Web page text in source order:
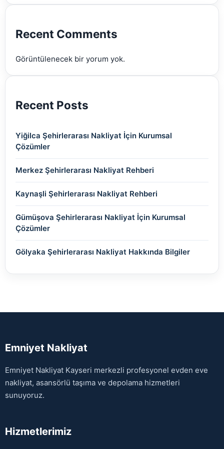
(2)(2)
(2)
Recent Comments
Görüntülenecek bir yorum yok.
Recent Posts
Yiğilca Şehirlerarası Nakliyat İçin Kurumsal
Çözümler
Merkez Şehirlerarası Nakliyat Rehberi
Kaynaşli Şehirlerarası Nakliyat Rehberi
Gümüşova Şehirlerarası Nakliyat İçin Kurumsal
Çözümler
Gölyaka Şehirlerarası Nakliyat Hakkında Bilgiler
Emniyet Nakliyat
Emniyet Nakliyat Kayseri merkezli profesyonel evden eve
nakliyat, asansörlü taşıma ve depolama hizmetleri
sunuyoruz.
Hizmetlerimiz